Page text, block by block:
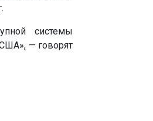
системы
— говорят